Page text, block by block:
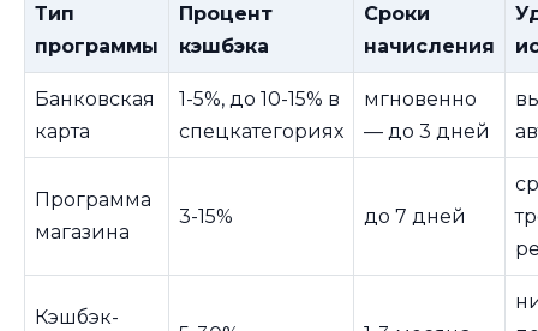
Тип
программы
Процент
кэшбэка
Сроки
начисления
Банковская
карта
1-5%, до 10-15% в
спецкатегориях
мгновенно
— до 3 дней
Программа
магазина
3-15% до 7 дней
Кэшбэк-